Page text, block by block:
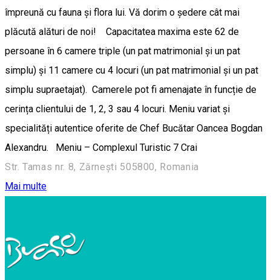
împreună cu fauna și flora lui. Vă dorim o ședere cât mai
plăcută alături de noi! Capacitatea maxima este 62 de
persoane în 6 camere triple (un pat matrimonial și un pat
simplu) și 11 camere cu 4 locuri (un pat matrimonial și un pat
simplu supraetajat). Camerele pot fi amenajate în funcție de
cerința clientului de 1, 2, 3 sau 4 locuri. Meniu variat și
specialități autentice oferite de Chef Bucătar Oancea Bogdan
Alexandru. Meniu – Complexul Turistic 7 Crai
Str. Tamas nr. 8, Zărnești 505800, Romania
Mai multe